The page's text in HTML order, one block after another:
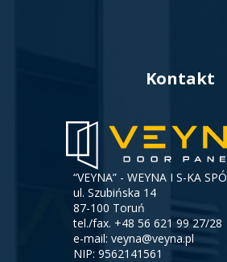
Kontakt
“VEYNA” - WEYNA I S-KA
ul. Szubińska 14
87-100 Toruń
tel./fax. +48 56 621 99 27/28
e-mail: veyna@veyna.pl
NIP: 9562141561